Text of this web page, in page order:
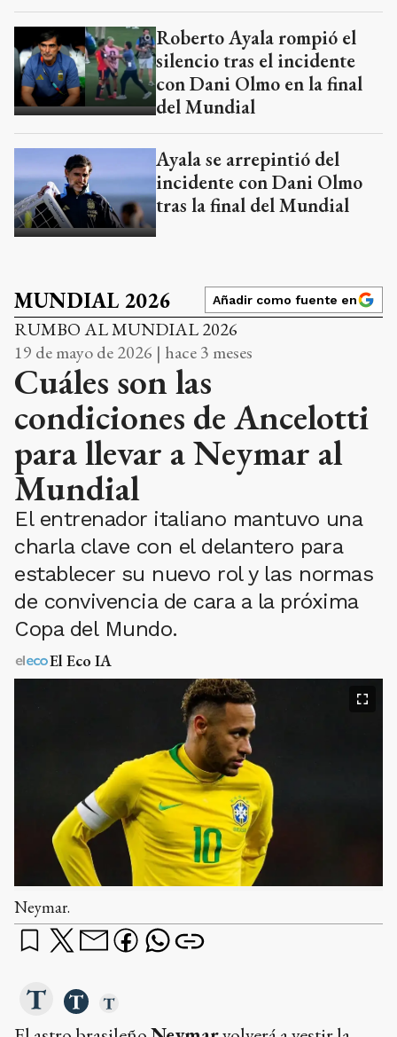
Roberto Ayala rompió el
silencio tras el incidente
con Dani Olmo en la final
del Mundial
Ayala se arrepintió del
incidente con Dani Olmo
tras la final del Mundial
MUNDIAL 2026 Añadir como fuente en
RUMBO AL MUNDIAL 2026
19 de mayo de 2026 | hace 3 meses
Cuáles son las
condiciones de Ancelotti
para llevar a Neymar al
Mundial
El entrenador italiano mantuvo una
charla clave con el delantero para
establecer su nuevo rol y las normas
de convivencia de cara a la próxima
Copa del Mundo.
El Eco IA
Neymar.